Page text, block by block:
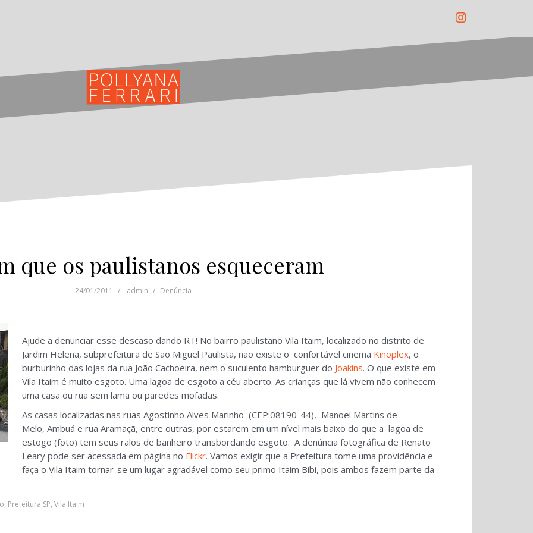
que os paulistanos esqueceram
24/01/2011 admin Denúncia
Ajude a denunciar esse descaso dando RT! No bairro paulistano Vila Itaim, localizado no distrito de
Jardim Helena, subprefeitura de São Miguel Paulista, não existe o confortável cinema Kinoplex, o
burburinho das lojas da rua João Cachoeira, nem o suculento hamburguer do Joakins. O que existe em
Vila Itaim é muito esgoto. Uma lagoa de esgoto a céu aberto. As crianças que lá vivem não conhecem
uma casa ou rua sem lama ou paredes mofadas.
As casas localizadas nas ruas Agostinho Alves Marinho (CEP:08190-44), Manoel Martins de
Melo, Ambuá e rua Aramaçã, entre outras, por estarem em um nível mais baixo do que a lagoa de
estogo (foto) tem seus ralos de banheiro transbordando esgoto. A denúncia fotográfica de Renato
Leary pode ser acessada em página no Flickr. Vamos exigir que a Prefeitura tome uma providência e
faça o Vila Itaim tornar-se um lugar agradável como seu primo Itaim Bibi, pois ambos fazem parte da
, Prefeitura SP, Vila Itaim